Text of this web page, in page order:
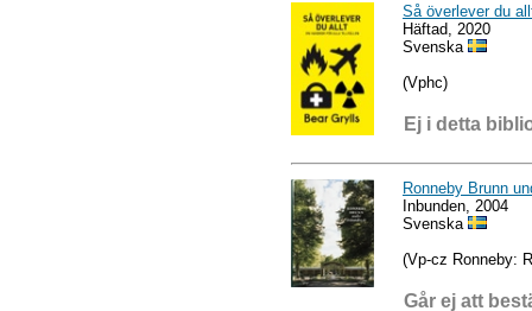
Så överlever du
Häftad, 2020
Svenska
(Vphc)
Ej i detta
Ronneby Brunn
Inbunden, 2004
Svenska
(Vp-cz Ronneby:
Går ej att